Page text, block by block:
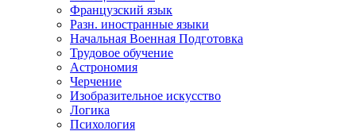
Французский язык
Разн. иностранные языки
Начальная Военная Подготовка
Трудовое обучение
Астрономия
Черчение
Изобразительное искусство
Логика
Психология